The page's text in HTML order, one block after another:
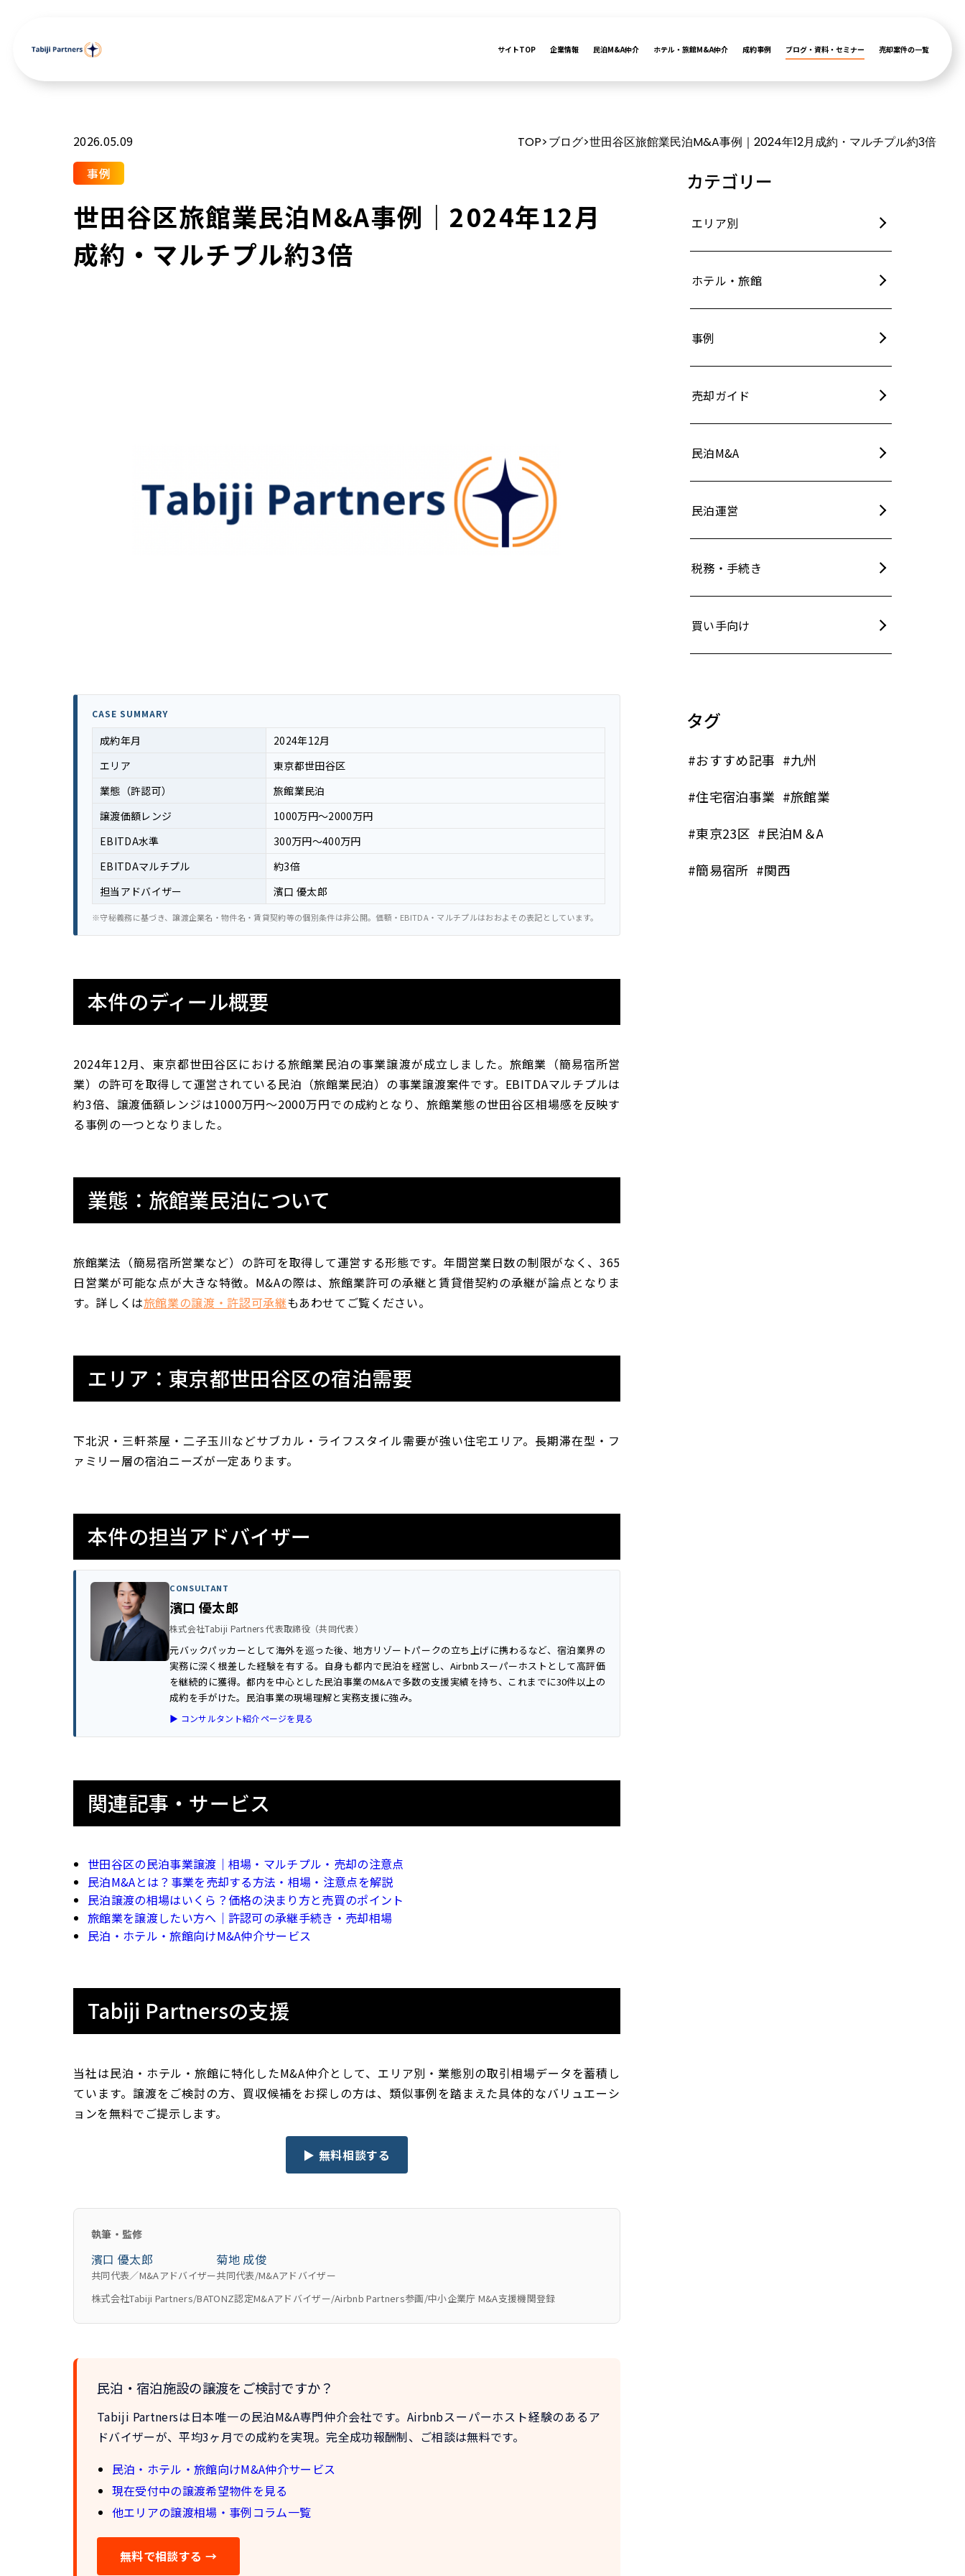
サイトTOP 企業情報 民泊M&A仲介 ホテル・旅館M&A仲介 成約事例 ブログ・資料・セミナー 売却案件の一覧
TOP>ブログ>世田谷区旅館業民泊M&A事例｜2024年12月成約・マルチプル約3倍
2026.05.09
事例
世田谷区旅館業民泊M&A事例｜2024年12月
成約・マルチプル約3倍
CASE SUMMARY
成約年月
2024年12月
エリア
東京都世田谷区
業態（許認可）
旅館業民泊
譲渡価額レンジ
1000万円〜2000万円
EBITDA水準
300万円〜400万円
EBITDAマルチプル
約3倍
担当アドバイザー
濱口 優太郎
※守秘義務に基づき、譲渡企業名・物件名・賃貸契約等の個別条件は非公開。価額・EBITDA・マルチプルはおおよその表記としています。
本件のディール概要
2024年12月、東京都世田谷区における旅館業民泊の事業譲渡が成立しました。旅館業（簡易宿所営
業）の許可を取得して運営されている民泊（旅館業民泊）の事業譲渡案件です。EBITDAマルチプルは
約3倍、譲渡価額レンジは1000万円〜2000万円での成約となり、旅館業態の世田谷区相場感を反映す
る事例の一つとなりました。
業態：旅館業民泊について
旅館業法（簡易宿所営業など）の許可を取得して運営する形態です。年間営業日数の制限がなく、365
日営業が可能な点が大きな特徴。M&Aの際は、旅館業許可の承継と賃貸借契約の承継が論点となりま
す。詳しくは旅館業の譲渡・許認可承継もあわせてご覧ください。
エリア：東京都世田谷区の宿泊需要
下北沢・三軒茶屋・二子玉川などサブカル・ライフスタイル需要が強い住宅エリア。長期滞在型・フ
ァミリー層の宿泊ニーズが一定あります。
本件の担当アドバイザー
CONSULTANT
濱口 優太郎
株式会社Tabiji Partners 代表取締役（共同代表）
元バックパッカーとして海外を巡った後、地方リゾートパークの立ち上げに携わるなど、宿泊業界の
実務に深く根差した経験を有する。自身も都内で民泊を経営し、Airbnbスーパーホストとして高評価
を継続的に獲得。都内を中心とした民泊事業のM&Aで多数の支援実績を持ち、これまでに30件以上の
成約を手がけた。民泊事業の現場理解と実務支援に強み。
▶ コンサルタント紹介ページを見る
関連記事・サービス
世田谷区の民泊事業譲渡｜相場・マルチプル・売却の注意点
民泊M&Aとは？事業を売却する方法・相場・注意点を解説
民泊譲渡の相場はいくら？価格の決まり方と売買のポイント
旅館業を譲渡したい方へ｜許認可の承継手続き・売却相場
民泊・ホテル・旅館向けM&A仲介サービス
Tabiji Partnersの支援
当社は民泊・ホテル・旅館に特化したM&A仲介として、エリア別・業態別の取引相場データを蓄積し
ています。譲渡をご検討の方、買収候補をお探しの方は、類似事例を踏まえた具体的なバリュエーシ
ョンを無料でご提示します。
▶ 無料相談する
執筆・監修
濱口 優太郎
共同代表／M&Aアドバイザー
菊地 成俊
共同代表/M&Aアドバイザー
株式会社Tabiji Partners/BATONZ認定M&Aアドバイザー/Airbnb Partners参画/中小企業庁 M&A支援機関登録
民泊・宿泊施設の譲渡をご検討ですか？
Tabiji Partnersは日本唯一の民泊M&A専門仲介会社です。Airbnbスーパーホスト経験のあるア
ドバイザーが、平均3ヶ月での成約を実現。完全成功報酬制、ご相談は無料です。
民泊・ホテル・旅館向けM&A仲介サービス
現在受付中の譲渡希望物件を見る
他エリアの譲渡相場・事例コラム一覧
無料で相談する →
カテゴリー
エリア別
ホテル・旅館
事例
売却ガイド
民泊M&A
民泊運営
税務・手続き
買い手向け
タグ
#おすすめ記事 #九州
#住宅宿泊事業 #旅館業
#東京23区 #民泊M＆A
#簡易宿所 #関西